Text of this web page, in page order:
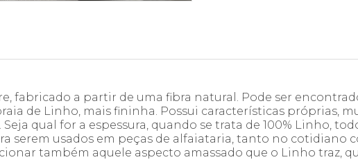
fabricado a partir de uma fibra natural. Pode ser
de Linho, mais fininha. Possui características próprias,
qual for a espessura, quando se trata de 100% Linho,
serem usados em peças de alfaiataria, tanto no cotidiano
também aquele aspecto amassado que o Linho traz,